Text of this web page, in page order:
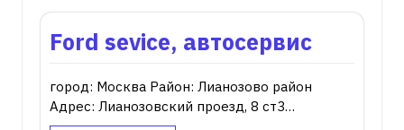
Ford sevice, автосервис
город: Москва Район: Лианозово район
Адрес: Лианозовский проезд, 8 ст3…